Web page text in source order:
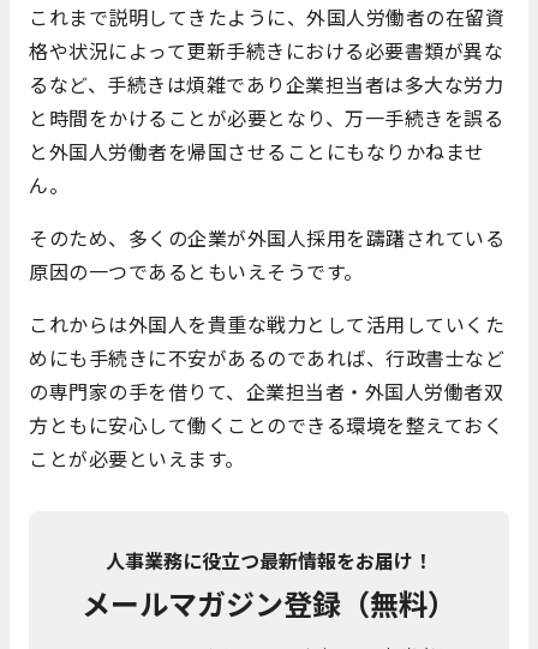
これまで説明してきたように、外国人労働者の在留資
格や状況によって更新手続きにおける必要書類が異な
るなど、手続きは煩雑であり企業担当者は多大な労力
と時間をかけることが必要となり、万一手続きを誤る
と外国人労働者を帰国させることにもなりかねませ
ん。
そのため、多くの企業が外国人採用を躊躇されている
原因の一つであるともいえそうです。
これからは外国人を貴重な戦力として活用していくた
めにも手続きに不安があるのであれば、行政書士など
の専門家の手を借りて、企業担当者・外国人労働者双
方ともに安心して働くことのできる環境を整えておく
ことが必要といえます。
人事業務に役立つ最新情報をお届け！
メールマガジン登録（無料）